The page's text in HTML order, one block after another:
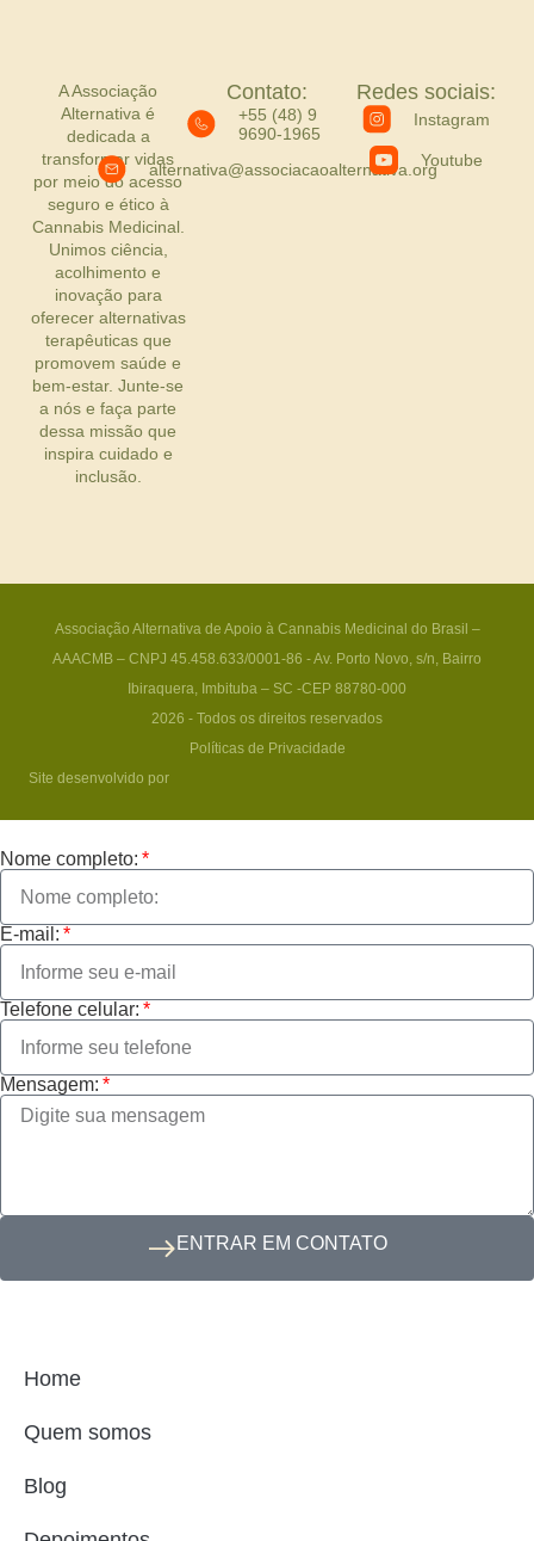
A Associação
Alternativa é
dedicada a
transformar vidas
por meio do acesso
seguro e ético à
Cannabis Medicinal.
Unimos ciência,
acolhimento e
inovação para
oferecer alternativas
terapêuticas que
promovem saúde e
bem-estar. Junte-se
a nós e faça parte
dessa missão que
inspira cuidado e
inclusão.
Contato:
+55 (48) 9
9690-1965
alternativa@associacaoalternativa.org
Redes sociais:
Instagram
Youtube
Associação Alternativa de Apoio à Cannabis Medicinal do Brasil –
AAACMB – CNPJ 45.458.633/0001-86 - Av. Porto Novo, s/n, Bairro
Ibiraquera, Imbituba – SC -CEP 88780-000
2026 - Todos os direitos reservados
Políticas de Privacidade
Site desenvolvido por
Nome completo:
E-mail:
Telefone celular:
Mensagem:
ENTRAR EM CONTATO
Home
Quem somos
Blog